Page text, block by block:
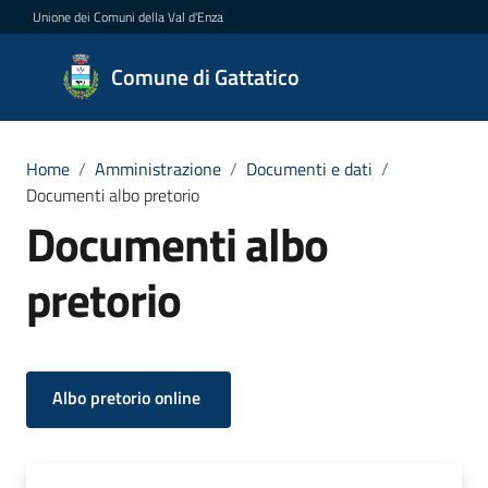
Vai al contenuto
Vai alla navigazione
Vai al footer
Unione dei Comuni della Val d'Enza
Comune di Gattatico
Comune
di
Amministrazione
Menu selezionato
Novità
Vivere
Home / Amministrazione / Documenti e dati /
Documenti albo pretorio
Documenti albo
pretorio
Albo pretorio online